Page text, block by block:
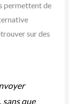
permettent de
sur des
sans que